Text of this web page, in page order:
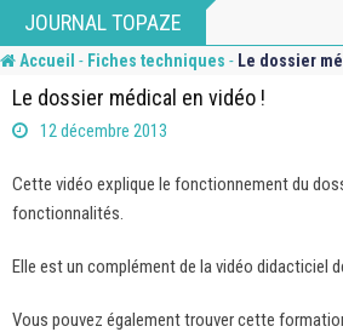
to
content
JOURNAL TOPAZE
Accueil - Fiches techniques - Le dossier
Le dossier médical en vidéo !
12 décembre 2013
Cette vidéo explique le fonctionnement du
fonctionnalités.
Elle est un complément de la vidéo didacticiel
Vous pouvez également trouver cette